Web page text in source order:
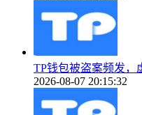
TP钱包被盗案频发，
2026-08-07 20:15:32